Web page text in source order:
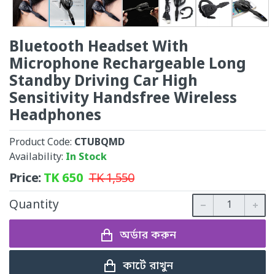
Bluetooth Headset With
Microphone Rechargeable Long
Standby Driving Car High
Sensitivity Handsfree Wireless
Headphones
Product Code: CTUBQMD
Availability: In Stock
Price:TK650 TK1,550
Quantity
অর্ডার করুন
কার্টে রাখুন